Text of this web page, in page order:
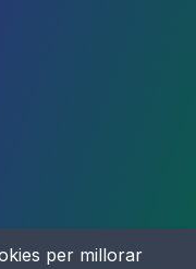
per millorar